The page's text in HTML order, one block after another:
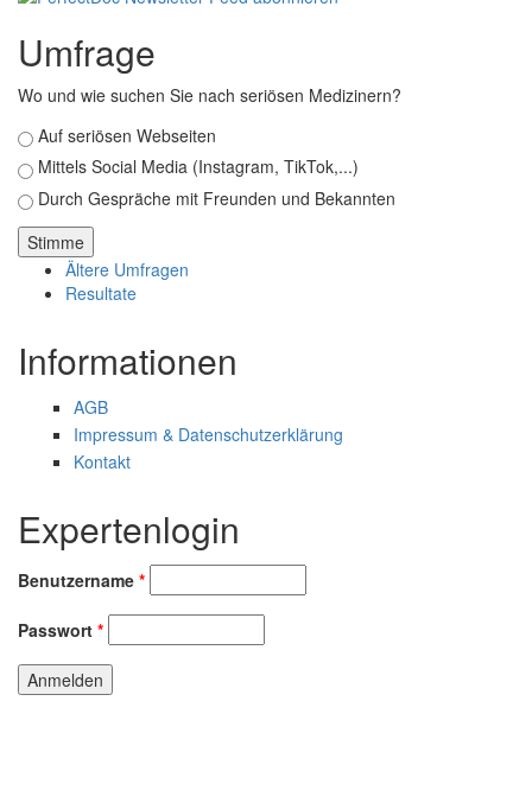
Umfrage
Wo und wie suchen Sie nach seriösen Medizinern?
Auswahlmöglichkeiten
Auf seriösen Webseiten
Mittels Social Media (Instagram, TikTok,...)
Durch Gespräche mit Freunden und Bekannten
Ältere Umfragen
Resultate
Informationen
AGB
Impressum & Datenschutzerklärung
Kontakt
Expertenlogin
Benutzername *
Passwort *